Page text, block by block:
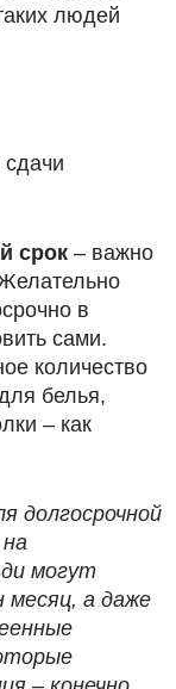
людей
срок – важно
в
сами.
количество
белья,
– как
долгосрочной
могут
месяц, а даже